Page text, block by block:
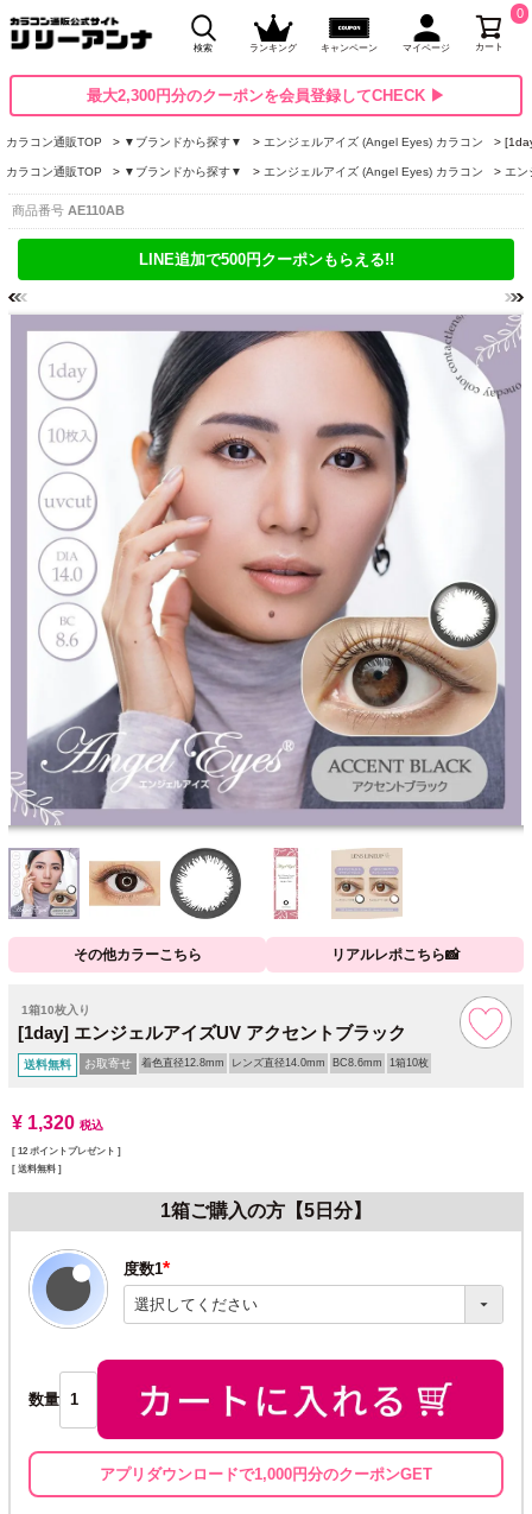
検索 ランキング キャンペーン マイページ カート
0
最大2,300円分のクーポンを会員登録してCHECK ▶
カラコン通販TOP ▼ブランドから探す▼ エンジェルアイズ (Angel Eyes) カラコン
カラコン通販TOP ▼ブランドから探す▼ エンジェルアイズ (Angel Eyes) カラコン エン
商品番号 AE110AB
LINE追加で500円クーポンもらえる!!
その他カラーこちら リアルレポこちら📸
1箱10枚入り
[1day] エンジェルアイズUV アクセントブラック
送料無料 お取寄せ 着色直径12.8mm レンズ直径14.0mm BC8.6mm 1箱10枚
¥ 1,320 税込
[ 12 ポイントプレゼント ]
送料無料
1箱ご購入の方【5日分】
度数1
(必
須)
数量
アプリダウンロードで1,000円分のクーポンGET